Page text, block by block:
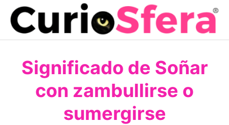
Saltar
contenido
Significado de Soñar
con zambullirse o
sumergirse